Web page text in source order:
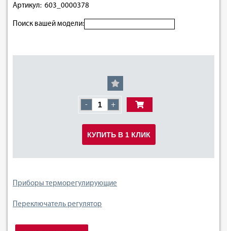
Артикул: 603_0000378
Поиск вашей модели:
- +
КУПИТЬ В 1 КЛИК
Приборы терморегулирующие
Переключатель регулятор